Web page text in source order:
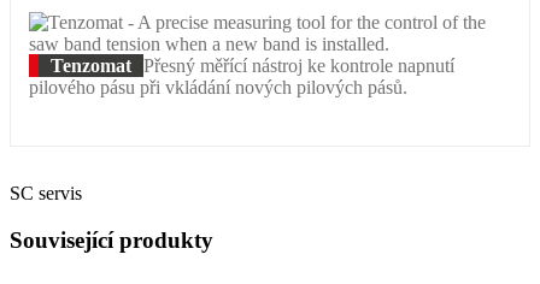
Tenzomat Přesný měřící nástroj ke kontrole napnutí
pilového pásu při vkládání nových pilových pásů.
SC servis
Související produkty